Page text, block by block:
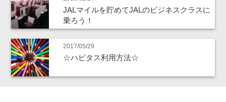
JALマイルを貯めてJALのビジネスクラスに
乗ろう！
2017/05/29
☆ハピタス利用方法☆